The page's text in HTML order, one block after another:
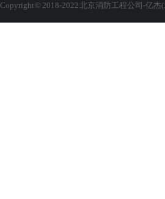
Copyright © 2018-2022 北京消防工程公司-亿